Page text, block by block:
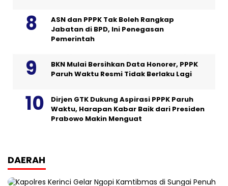
ASN dan PPPK Tak Boleh Rangkap
Jabatan di BPD, Ini Penegasan
Pemerintah
BKN Mulai Bersihkan Data Honorer, PPPK
Paruh Waktu Resmi Tidak Berlaku Lagi
Dirjen GTK Dukung Aspirasi PPPK Paruh
Waktu, Harapan Kabar Baik dari Presiden
Prabowo Makin Menguat
DAERAH